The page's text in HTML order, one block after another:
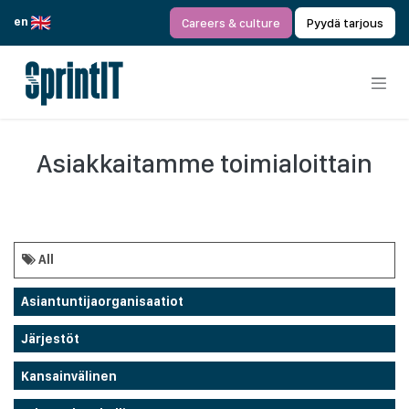
en
Careers & culture Pyydä tarjous
Asiakkaitamme toimialoittain
All
Asiantuntijaorganisaatiot
Järjestöt
Kansainvälinen